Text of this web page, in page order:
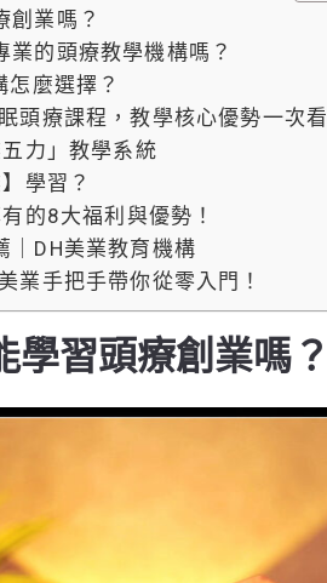
創業嗎？
業的頭療教學機構嗎？
怎麼選擇？
頭療課程，教學核心優勢一次看
力」教學系統
學習？
的8大福利與優勢！
｜DH美業教育機構
業手把手帶你從零入門！
學習頭療創業嗎？